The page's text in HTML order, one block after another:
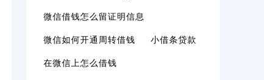
微信借钱怎么留证明信息
微信如何开通周转借钱 小借条贷款
在微信上怎么借钱